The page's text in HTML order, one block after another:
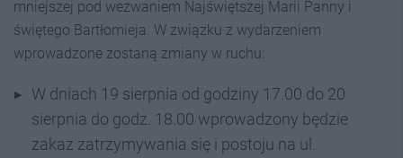
mniejszej pod wezwaniem Najświętszej Marii Panny i
świętego Bartłomieja. W związku z wydarzeniem
wprowadzone zostaną zmiany w ruchu:
W dniach 19 sierpnia od godziny 17.00 do 20
sierpnia do godz 18.00 wprowadzony będzie
zakaz zatrzymywania się i postoju na ul